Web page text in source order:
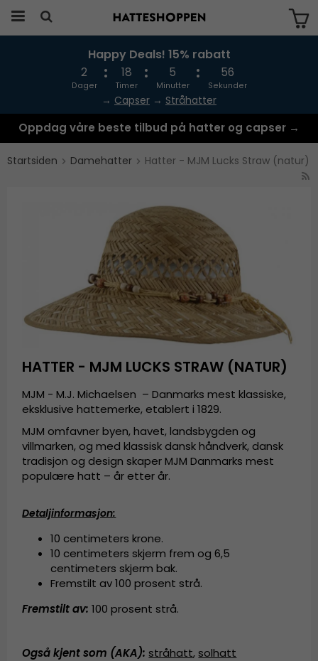
Produktet har blitt lagt til i handlekurven
Happy Deals! 15% rabatt
2
Dager
18
Timer
5
Minutter
56
Sekunder
→ Capser → Stråhatter
Oppdag våre beste tilbud på hatter og capser →
Startsiden Damehatter Hatter - MJM Lucks Straw (natur)
HATTER - MJM LUCKS STRAW (NATUR)
MJM - M.J. Michaelsen – Danmarks mest klassiske,
eksklusive hattemerke, etablert i 1829.
MJM omfavner byen, havet, landsbygden og
villmarken, og med klassisk dansk håndverk, dansk
tradisjon og design skaper MJM Danmarks mest
populære hatt – år etter år.
Detaljinformasjon:
10 centimeters krone.
10 centimeters skjerm frem og 6,5
centimeters skjerm bak.
Fremstilt av100 prosent strå.
Fremstilt av: 100 prosent strå.
Også kjent som (AKA): stråhatt, solhatt